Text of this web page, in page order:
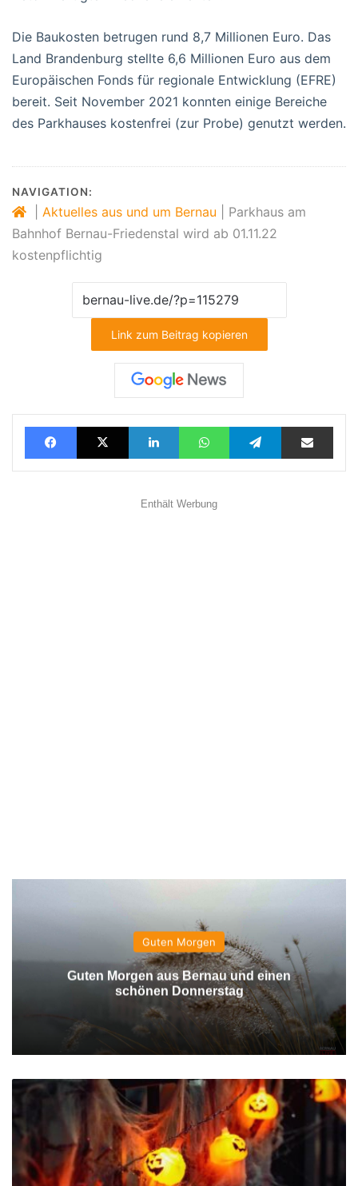
Die Baukosten betrugen rund 8,7 Millionen Euro. Das
Land Brandenburg stellte 6,6 Millionen Euro aus dem
Europäischen Fonds für regionale Entwicklung (EFRE)
bereit. Seit November 2021 konnten einige Bereiche
des Parkhauses kostenfrei (zur Probe) genutzt werden.
NAVIGATION:
Aktuelles aus und um Bernau
Parkhaus am
Bahnhof Bernau-Friedenstal wird ab 01.11.22
kostenpflichtig
Link zum Beitrag kopieren
FacebookX LinkedInWhatsAppTelegramTeilen via E-Mail
Enthält Werbung
Guten Morgen
Guten Morgen aus Bernau und einen
schönen Donnerstag